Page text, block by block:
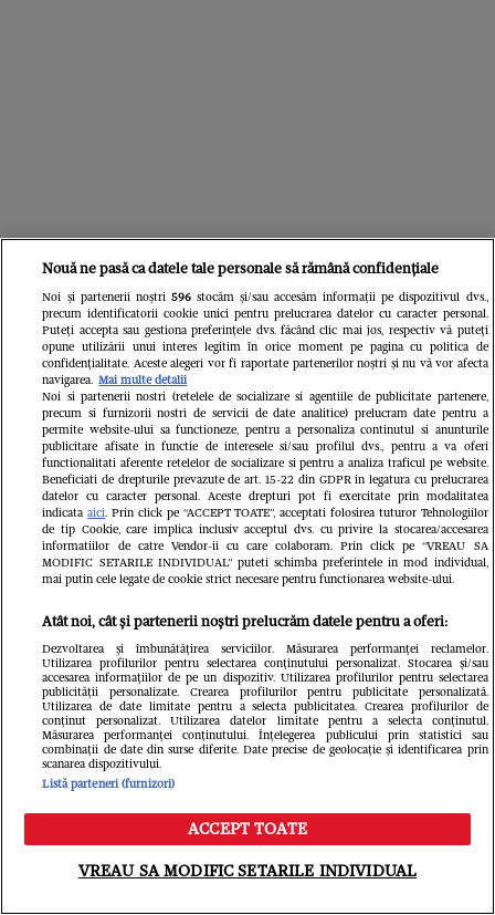
Din aceeași categorie
VEDETE SI EVENIMENTE
Ioana Ginghină, adevărul despre
relația cu Alexandru Ciucu, care a
negat că i-a făcut avansuri. Ce spune
soțul ei despre controversele
recente: „Nici nu a văzut!”
VEDETE
Oana Lis
slăbească
Mesaj
„Dacă mă
afectează
Meniu Caută
Nouă ne pasă ca datele tale personale să rămână confidențiale
Noi și partenerii noștri 596stocăm și/sau accesăm informații pe dispozitivul dvs.,
precum identificatorii cookie unici pentru prelucrarea datelor cu caracter personal.
Puteți accepta sau gestiona preferințele dvs. făcând clic mai jos, respectiv vă puteți
opune utilizării unui interes legitim în orice moment pe pagina cu politica de
confidențialitate. Aceste alegeri vor fi raportate partenerilor noștri și nu vă vor afecta
navigarea. Mai multe detalii
Noi si partenerii nostri (retelele de socializare si agentiile de publicitate partenere,
precum si furnizorii nostri de servicii de date analitice) prelucram date pentru a
permite website-ului sa functioneze, pentru a personaliza continutul si anunturile
publicitare afisate in functie de interesele si/sau profilul dvs., pentru a va oferi
functionalitati aferente retelelor de socializare si pentru a analiza traficul pe website.
Beneficiati de drepturile prevazute de art. 15-22 din GDPR in legatura cu prelucrarea
datelor cu caracter personal. Aceste drepturi pot fi exercitate prin modalitatea
indicataaici. Prin click pe “ACCEPT TOATE”, acceptati folosirea tuturor Tehnologiilor
de tip Cookie, care implica inclusiv acceptul dvs. cu privire la stocarea/accesarea
informatiilor de catre Vendor-ii cu care colaboram. Prin click pe “VREAU SA
MODIFIC SETARILE INDIVIDUAL” puteti schimba preferintele in mod individual,
mai putin cele legate de cookie strict necesare pentru functionarea website-ului.
Atât noi, cât și partenerii noștri prelucrăm datele pentru a oferi:
Dezvoltarea și îmbunătățirea serviciilor. Măsurarea performanței reclamelor.
Utilizarea profilurilor pentru selectarea conținutului personalizat. Stocarea și/sau
accesarea informațiilor de pe un dispozitiv. Utilizarea profilurilor pentru selectarea
publicității personalizate. Crearea profilurilor pentru publicitate personalizată.
Utilizarea de date limitate pentru a selecta publicitatea. Crearea profilurilor de
conținut personalizat. Utilizarea datelor limitate pentru a selecta conținutul.
Măsurarea performanței conținutului. Înțelegerea publicului prin statistici sau
combinații de date din surse diferite. Date precise de geolocație și identificarea prin
scanarea dispozitivului.
Listă parteneri (furnizori)
ACCEPT TOATE
VREAU SA MODIFIC SETARILE INDIVIDUAL